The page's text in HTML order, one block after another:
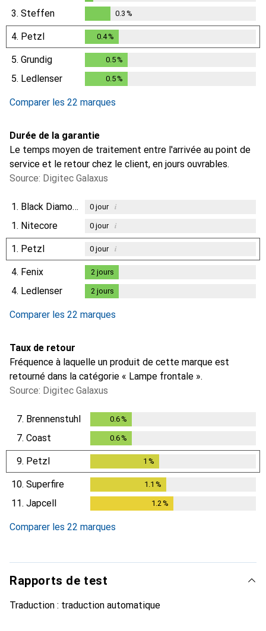
%
3. Steffen
0.3%
0.3 %
4. Petzl 0.4%
5. Grundig 0.5%
5. Ledlenser 0.5%
Comparer les 22 marques
Durée de la garantie
Le temps moyen de traitement entre l'arrivée au point de
service et le retour chez le client, en jours ouvrables.
Source: Digitec Galaxus
1. Black Diamond 0jour i
1. Nitecore 0jour i
1. Petzl 0jour i
4. Fenix 2 jours
4. Ledlenser 2 jours
Comparer les 22 marques
Taux de retour
Fréquence à laquelle un produit de cette marque est
retourné dans la catégorie « Lampe frontale ».
Source: Digitec Galaxus
7. Brennenstuhl 0.6%
7. Coast 0.6%
9. Petzl 1 %
10. Superfire 1.1 %
11. Japcell 1.2 %
Comparer les 22 marques
Rapports de test
Traduction : traduction automatique